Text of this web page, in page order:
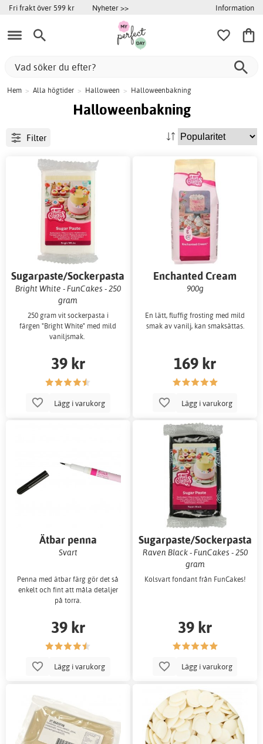
Fri frakt över 599 kr Nyheter >> Information
Hem > Alla högtider > Halloween > Halloweenbakning
Halloweenbakning
Filter
Sugarpaste/Sockerpasta
Bright White - FunCakes - 250
gram
250 gram vit sockerpasta i
färgen "Bright White" med mild
vaniljsmak.
39 kr
Lägg i varukorg
Enchanted Cream
900g
En lätt, fluffig frosting med mild
smak av vanilj, kan smaksättas.
169 kr
Lägg i varukorg
Ätbar penna
Svart
Penna med ätbar färg gör det så
enkelt och fint att måla detaljer
på torra.
39 kr
Lägg i varukorg
Sugarpaste/Sockerpasta
Raven Black - FunCakes - 250
gram
Kolsvart fondant från FunCakes!
39 kr
Lägg i varukorg